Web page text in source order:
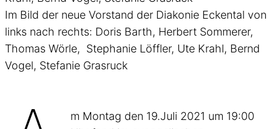
Im Bild der neue Vorstand der Diakonie Eckental von
links nach rechts: Doris Barth, Herbert Sommerer,
Thomas Wörle, Stephanie Löffler, Ute Krahl, Bernd
Vogel, Stefanie Grasruck
m Montag den 19.Juli 2021 um 19:00